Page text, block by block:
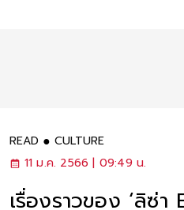
READ
CULTURE
11 ม.ค. 2566 | 09:49 น.
เรื่องราวของ ‘ลิซ่า